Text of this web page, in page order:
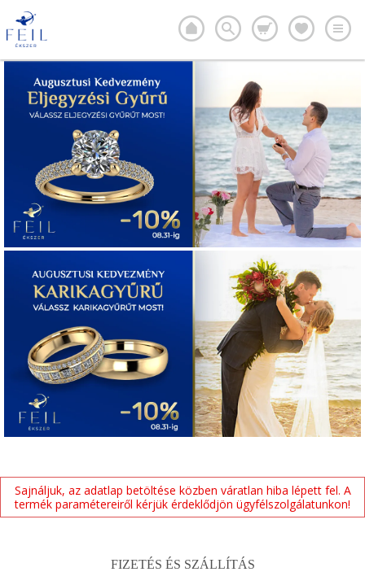
Sajnáljuk, az adatlap betöltése közben váratlan hiba lépett fel. A
termék paramétereiről kérjük érdeklődjön ügyfélszolgálatunkon!
FIZETÉS ÉS SZÁLLÍTÁS